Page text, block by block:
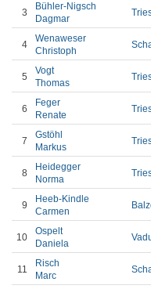
3
Bühler-Nigsch
Dagmar
4
Wenaweser
Christoph
5
Vogt
Thomas
6
Feger
Renate
7
Gstöhl
Markus
8
Heidegger
Norma
9
Heeb-Kindle
Carmen
10
Ospelt
Daniela
11
Risch
Marc